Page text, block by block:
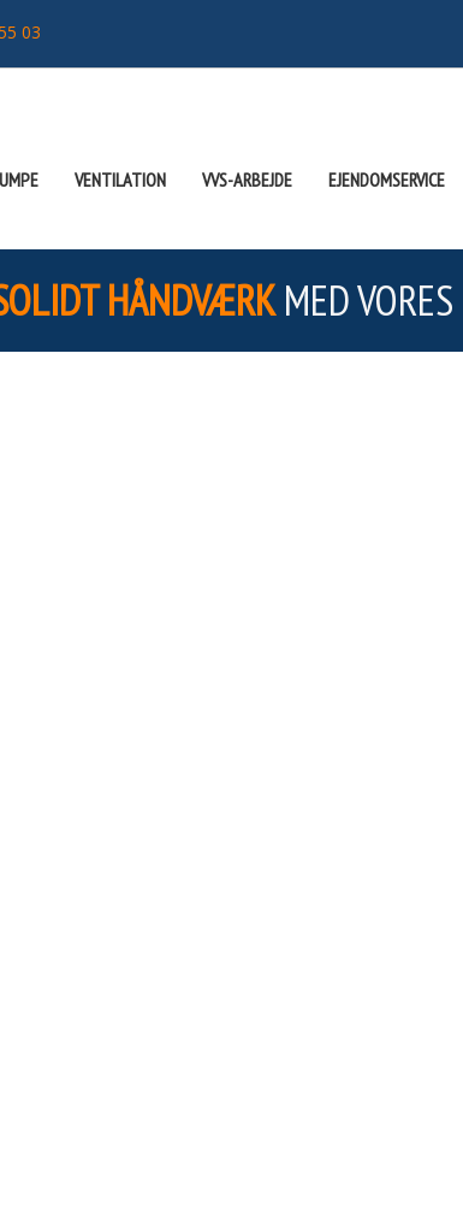
03
VENTILATION VVS-ARBEJDE EJENDOMSERVICE
HÅNDVÆRKMED VORES